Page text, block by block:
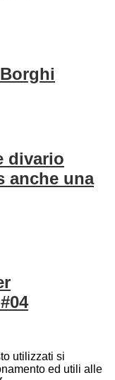
divario
anche una
utilizzati si
ed utili alle